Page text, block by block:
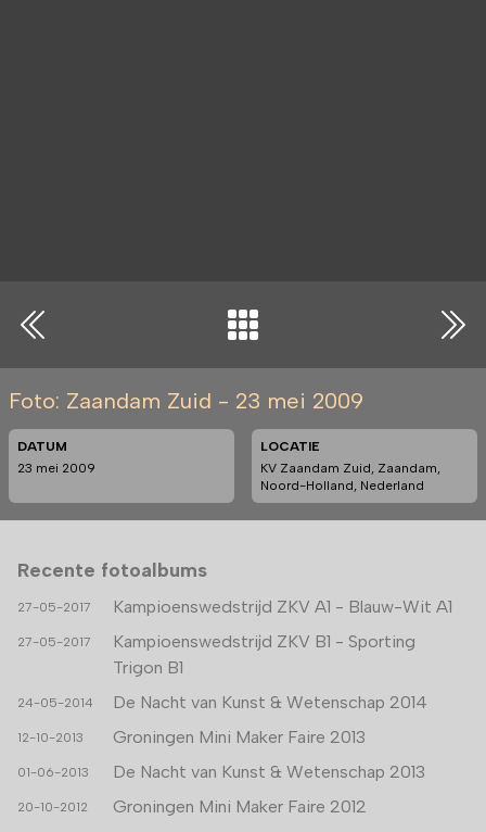
Foto: Zaandam Zuid - 23 mei 2009
DATUM
23 mei 2009
LOCATIE
KV Zaandam Zuid, Zaandam,
Noord-Holland, Nederland
Recente fotoalbums
27-05-2017 Kampioenswedstrijd ZKV A1 - Blauw-Wit A1
27-05-2017
Kampioenswedstrijd ZKV B1 - Sporting
Trigon B1
24-05-2014 De Nacht van Kunst & Wetenschap 2014
12-10-2013 Groningen Mini Maker Faire 2013
01-06-2013 De Nacht van Kunst & Wetenschap 2013
20-10-2012 Groningen Mini Maker Faire 2012